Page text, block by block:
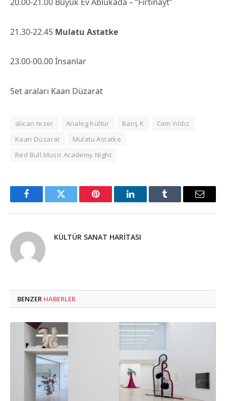
21.30-22.45 Mulatu Astatke
23.00-00.00 İnsanlar
Set araları Kaan Düzarat
alican tezer Analog Kültür Barış K
Cem Yıldız
Kaan Düzarat
Mulatu Astatke
Red Bull Music Academy Night
FacebookTwitter Pinterest LinkedInTumblr Email
KÜLTÜR SANAT HARITASI
BENZER HABERLER